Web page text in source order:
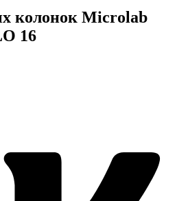
колонок Microlab
16